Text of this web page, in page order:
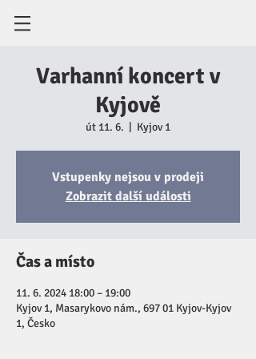
Varhanní koncert v
Kyjově
út 11. 6. Kyjov 1
Vstupenky nejsou v prodeji
Zobrazit další události
Čas a místo
11. 6. 2024 18:00 – 19:00
Kyjov 1, Masarykovo nám., 697 01 Kyjov-Kyjov
1, Česko